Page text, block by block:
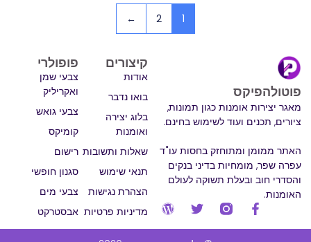
1
2
←
פוטולהפיקס
מאגר יצירות אומנות כגון תמונות,
ציורים, תכנים ועוד לשימוש בחינם.
האתר ממומן ומתוחזק בחסות עו"ד
עפרה שפר, מומחיות בדיני בנקים
והסדרי חוב ובעלת תשוקה לעולם
האומנות.
קיצורים
אודות
בואו נדבר
בלוג יצירה
ואומנות
שאלות ותשובות
תנאי שימוש
הצהרת נגישות
מדיניות פרטיות
פופולרי
צבעי שמן
ואקריליק
צבעי גואש
קומיקס
רישום
סגנון חופשי
צבעי מים
אבסטרקט